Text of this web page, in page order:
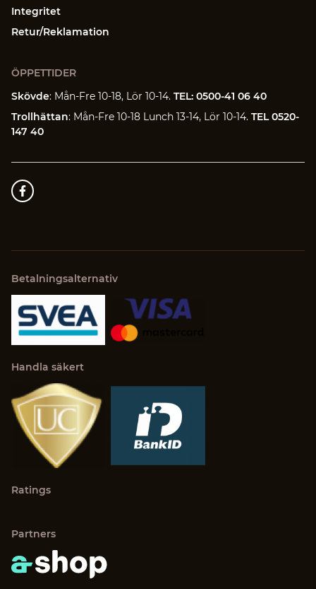
Integritet
Retur/Reklamation
ÖPPETTIDER
Skövde: Mån-Fre 10-18, Lör 10-14. TEL: 0500-41 06 40
Trollhättan: Mån-Fre 10-18 Lunch 13-14, Lör 10-14. TEL 0520-
147 40
Betalningsalternativ
Handla säkert
Ratings
Partners